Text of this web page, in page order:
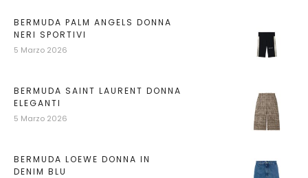
BERMUDA PALM ANGELS DONNA
NERI SPORTIVI
5 Marzo 2026
BERMUDA SAINT LAURENT DONNA
ELEGANTI
5 Marzo 2026
BERMUDA LOEWE DONNA IN
DENIM BLU